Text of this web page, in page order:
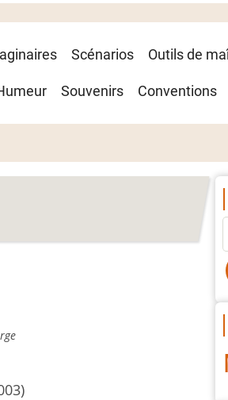
Scénarios Outils de
Souvenirs Conventions